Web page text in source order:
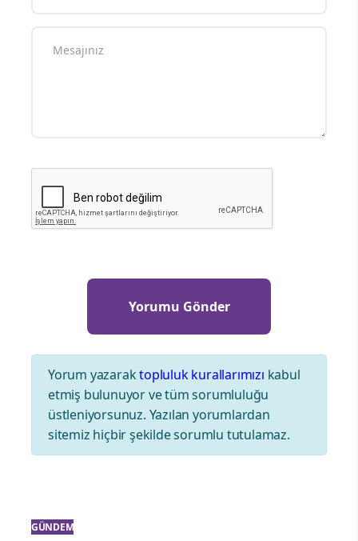
Yorum yazaraktopluluk kurallarımızı kabul
etmiş bulunuyor ve tüm sorumluluğu
üstleniyorsunuz. Yazılan yorumlardan
sitemiz hiçbir şekilde sorumlu tutulamaz.
GÜNDEM